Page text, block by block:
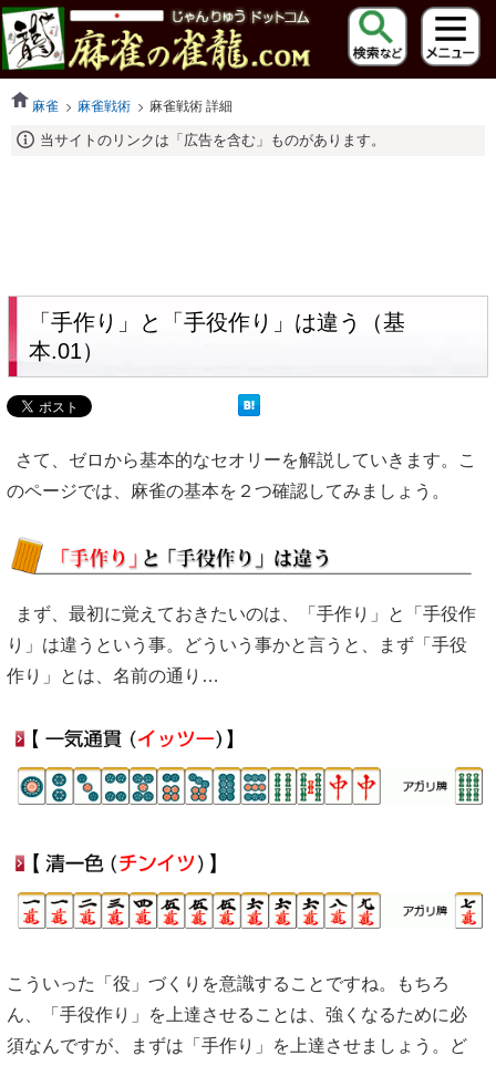
麻雀 麻雀戦術 麻雀戦術 詳細
当サイトのリンクは「広告を含む」ものがあります。
「手作り」と「手役作り」は違う（基
本.01）
さて、ゼロから基本的なセオリーを解説していきます。こ
のページでは、麻雀の基本を２つ確認してみましょう。
まず、最初に覚えておきたいのは、「手作り」と「手役作
り」は違うという事。どういう事かと言うと、まず「手役
作り」とは、名前の通り…
こういった「役」づくりを意識することですね。もちろ
ん、「手役作り」を上達させることは、強くなるために必
須なんですが、まずは「手作り」を上達させましょう。ど